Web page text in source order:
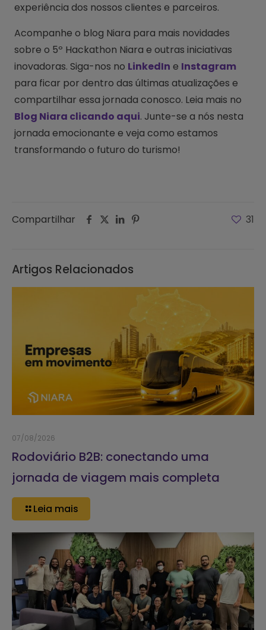
experiência dos nossos clientes e parceiros.
Acompanhe o blog Niara para mais novidades
sobre o 5º Hackathon Niara e outras iniciativas
inovadoras. Siga-nos no LinkedIn e Instagram
para ficar por dentro das últimas atualizações e
compartilhar essa jornada conosco. Leia mais no
Blog Niara clicando aqui. Junte-se a nós nesta
jornada emocionante e veja como estamos
transformando o futuro do turismo!
Compartilhar 31
Artigos Relacionados
07/08/2026
Rodoviário B2B: conectando uma
jornada de viagem mais completa
Leia mais